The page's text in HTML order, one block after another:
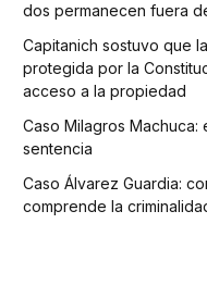
dos permanecen fuera
Capitanich sostuvo que
protegida por la
acceso a la propiedad
Caso Milagros
sentencia
Caso Álvarez Guardia:
comprende la